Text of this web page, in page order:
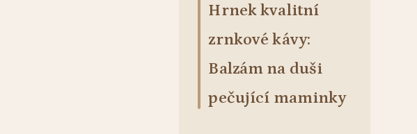
Hrnek kvalitní
zrnkové kávy:
Balzám na duši
pečující maminky